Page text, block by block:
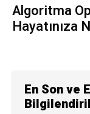
Algoritma
Hayatınıza
En Son ve